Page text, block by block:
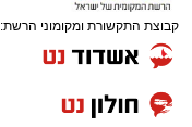
קבוצת התקשורת ומקומוני הרשת: